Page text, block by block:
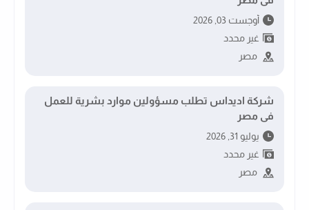
أوجست 03, 2026
غير محدد
مصر
شركة اديداس تطلب مسؤولين موارد بشرية للعمل
فى مصر
يوليو 31, 2026
غير محدد
مصر